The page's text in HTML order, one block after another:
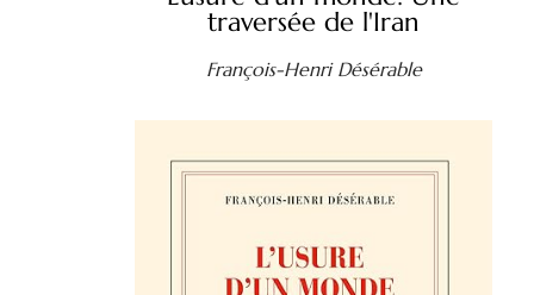
traversée de l'Iran
François-Henri Désérable